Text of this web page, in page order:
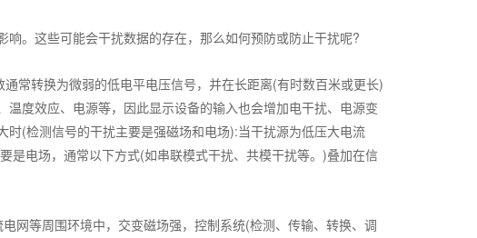
。这些可能会干扰数据的存在，那么如何预防或防止干扰呢?
转换为微弱的低电平电压信号，并在长距离(有时数百米或更长)
度效应、电源等，因此显示设备的输入也会增加电干扰、电源变
(检测信号的干扰主要是强磁场和电场):当干扰源为低压大电流
是电场，通常以下方式(如串联模式干扰、共模干扰等。)叠加在信
等周围环境中，交变磁场强，控制系统(检测、传输、转换、调